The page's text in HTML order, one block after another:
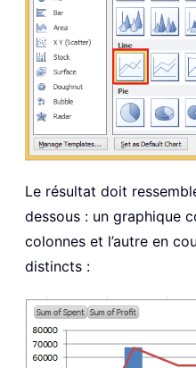
Le résultat doit
dessous : un graphique
colonnes et l’autre en
distincts :